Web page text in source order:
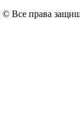
© Все права